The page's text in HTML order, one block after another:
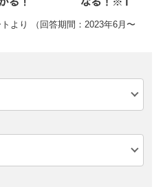
より （回答期間：2023年6月〜